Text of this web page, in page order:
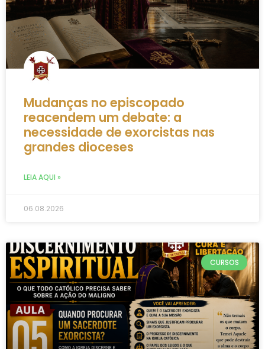
Mudanças no episcopado
reacendem um debate: a
necessidade de exorcistas nas
grandes dioceses
LEIA AQUI »
06.08.2026
CURSOS